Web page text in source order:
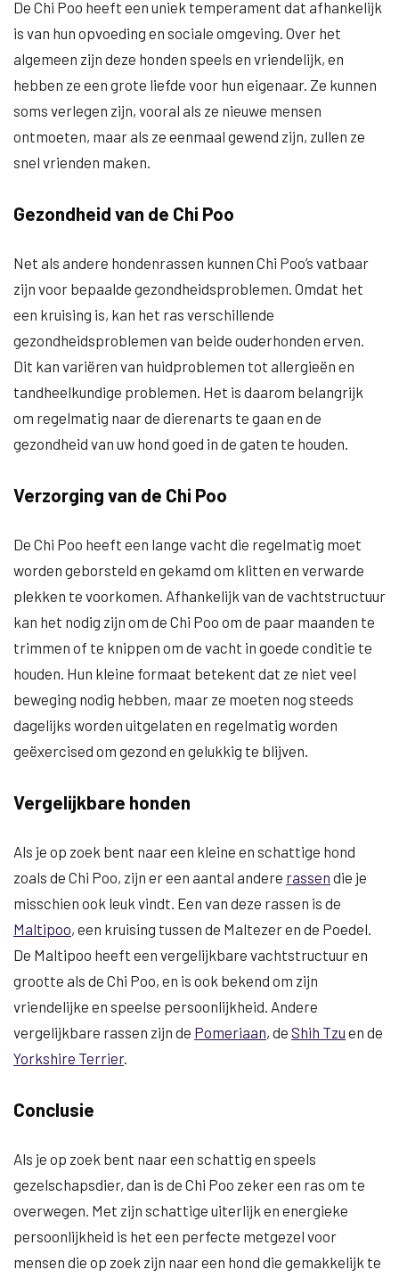
De Chi Poo heeft een uniek temperament dat afhankelijk
is van hun opvoeding en sociale omgeving. Over het
algemeen zijn deze honden speels en vriendelijk, en
hebben ze een grote liefde voor hun eigenaar. Ze kunnen
soms verlegen zijn, vooral als ze nieuwe mensen
ontmoeten, maar als ze eenmaal gewend zijn, zullen ze
snel vrienden maken.
Gezondheid van de Chi Poo
Net als andere hondenrassen kunnen Chi Poo’s vatbaar
zijn voor bepaalde gezondheidsproblemen. Omdat het
een kruising is, kan het ras verschillende
gezondheidsproblemen van beide ouderhonden erven.
Dit kan variëren van huidproblemen tot allergieën en
tandheelkundige problemen. Het is daarom belangrijk
om regelmatig naar de dierenarts te gaan en de
gezondheid van uw hond goed in de gaten te houden.
Verzorging van de Chi Poo
De Chi Poo heeft een lange vacht die regelmatig moet
worden geborsteld en gekamd om klitten en verwarde
plekken te voorkomen. Afhankelijk van de vachtstructuur
kan het nodig zijn om de Chi Poo om de paar maanden te
trimmen of te knippen om de vacht in goede conditie te
houden. Hun kleine formaat betekent dat ze niet veel
beweging nodig hebben, maar ze moeten nog steeds
dagelijks worden uitgelaten en regelmatig worden
geëxercised om gezond en gelukkig te blijven.
Vergelijkbare honden
Als je op zoek bent naar een kleine en schattige hond
zoals de Chi Poo, zijn er een aantal andere rassen die je
misschien ook leuk vindt. Een van deze rassen is de
Maltipoo, een kruising tussen de Maltezer en de Poedel.
De Maltipoo heeft een vergelijkbare vachtstructuur en
grootte als de Chi Poo, en is ook bekend om zijn
vriendelijke en speelse persoonlijkheid. Andere
vergelijkbare rassen zijn de Pomeriaan, de Shih Tzu en de
Yorkshire Terrier.
Conclusie
Als je op zoek bent naar een schattig en speels
gezelschapsdier, dan is de Chi Poo zeker een ras om te
overwegen. Met zijn schattige uiterlijk en energieke
persoonlijkheid is het een perfecte metgezel voor
mensen die op zoek zijn naar een hond die gemakkelijk te